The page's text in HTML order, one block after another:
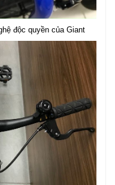
độc quyền của Giant